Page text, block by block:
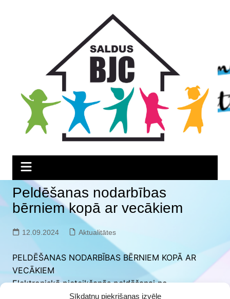
Sīkdatņu piekrišanas izvēle
Peldēšanas nodarbības
bērniem kopā ar vecākiem
12.09.2024 Aktualitātes
PELDĒŠANAS NODARBĪBAS BĒRNIEM KOPĀ AR
VECĀKIEM
Elektroniskā pieteikšanās peldēšanai no
17.septembra plkst. 12:00 mūsu mājaslapā